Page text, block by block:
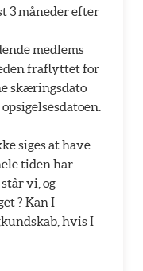
3 måneder efter
medlems
fraflyttet for
skæringsdato
siges at have
tiden har
vi, og
? Kan I
hvis I